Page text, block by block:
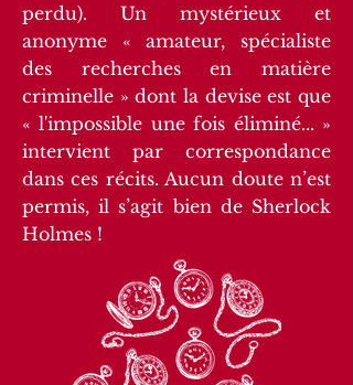
perdu). Un mystérieux et
anonyme « amateur, spécialiste
des recherches en matière
criminelle » dont la devise est que
« l'impossible une fois éliminé... »
intervient par correspondance
dans ces récits. Aucun doute n’est
permis, il s’agit bien de Sherlock
Holmes !